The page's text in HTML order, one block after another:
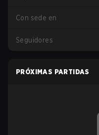
Con sede en
Seguidores
PRÓXIMAS PARTIDAS